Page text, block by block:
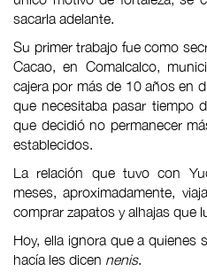
sacarla adelante.
Su primer trabajo fue como
Cacao, en Comalcalco,
cajera por más de 10 años en
que necesitaba pasar tiempo
que decidió no permanecer
establecidos.
La relación que tuvo con
meses, aproximadamente,
comprar zapatos y alhajas que
Hoy, ella ignora que a quienes
hacía les dicen nenis.